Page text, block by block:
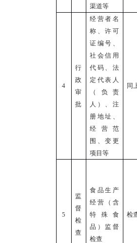
渠道等
4
行
政
审
批
经营者名
称、许可
证编号、
社会信用
代码、法
定代表人
（负责
人）、注
册地址、
经营范
围、变更
项目等
同
5
监
督
检
查
食品生产
经营（含
特殊食
品）监督
检查
检